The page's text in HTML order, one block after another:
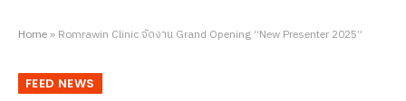
Home» Romrawin Clinic จัดงาน Grand Opening “New Presenter 2025”
FEED NEWS